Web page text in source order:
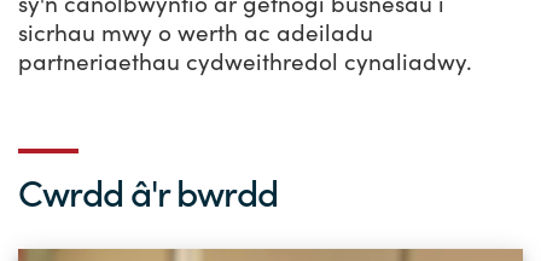
sicrhau mwy o werth ac adeiladu
partneriaethau cydweithredol cynaliadwy.
Cwrdd â'r bwrdd